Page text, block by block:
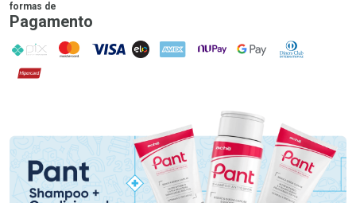
formas de
Pagamento
PIX MasterCard
VISA ELO AMEX NuPay Google PayDiners Club
Hipercard
Promoção em Destaque